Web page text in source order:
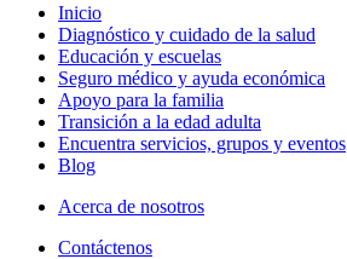
Inicio
Diagnóstico y cuidado de la salud
Educación y escuelas
Seguro médico y ayuda económica
Apoyo para la familia
Transición a la edad adulta
Encuentra servicios, grupos y eventos
Blog
Acerca de nosotros
Contáctenos